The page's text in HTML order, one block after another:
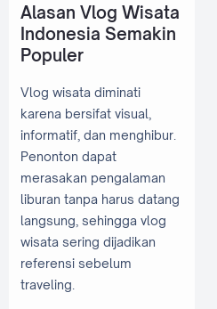
Alasan Vlog Wisata
Indonesia Semakin
Populer
Vlog wisata diminati
karena bersifat visual,
informatif, dan menghibur.
Penonton dapat
merasakan pengalaman
liburan tanpa harus datang
langsung, sehingga vlog
wisata sering dijadikan
referensi sebelum
traveling.